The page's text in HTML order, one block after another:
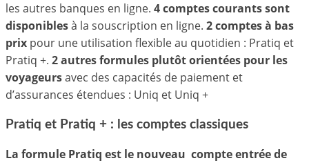
les autres banques en ligne. 4 comptes courants sont
disponiblesà la souscription en ligne. 2 comptes à bas
prix pour une utilisation flexible au quotidien : Pratiq et
Pratiq +. 2 autres formules plutôt orientées pour les
voyageursavec des capacités de paiement et
d’assurances étendues : Uniq et Uniq +
Pratiq et Pratiq + : les comptes classiques
La formule Pratiq est le nouveau compte entrée de